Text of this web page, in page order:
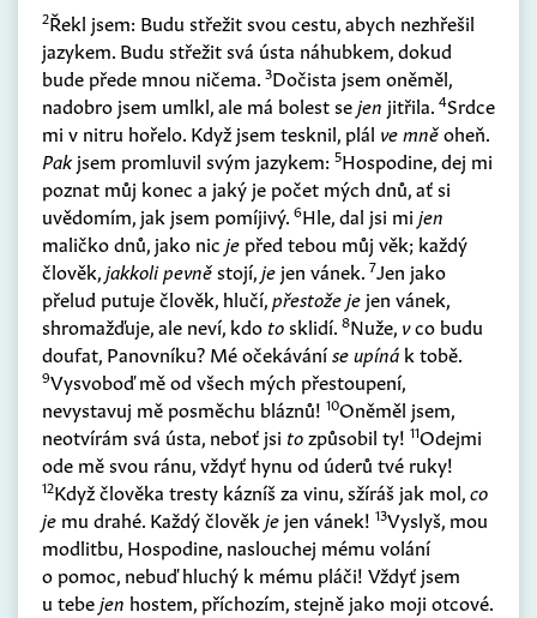
2Řekl jsem: Budu střežit svou cestu, abych nezhřešil
jazykem. Budu střežit svá ústa náhubkem, dokud
bude přede mnou ničema. 3Dočista jsem oněměl,
nadobro jsem umlkl, ale má bolest sejen jitřila. 4Srdce
mi v nitru hořelo. Když jsem tesknil, plál ve mněoheň.
Pakjsem promluvil svým jazykem: 5Hospodine, dej mi
poznat můj konec a jaký je počet mých dnů, ať si
uvědomím, jak jsem pomíjivý. 6Hle, dal jsi mi jen
maličko dnů, jako nic je před tebou můj věk; každý
člověk,jakkoli pevněstojí,je jen vánek. 7Jen jako
přelud putuje člověk, hlučí,přestože je jen vánek,
shromažďuje, ale neví, kdo tosklidí. 8Nuže, vco budu
doufat, Panovníku? Mé očekáváníse upíná k tobě.
9Vysvoboď mě od všech mých přestoupení,
nevystavuj mě posměchu bláznů! 10Oněměl jsem,
neotvírám svá ústa, neboť jsi tozpůsobil ty! 11Odejmi
ode mě svou ránu, vždyť hynu od úderů tvé ruky!
12Když člověka tresty kázníš za vinu, sžíráš jak mol,co
je mu drahé. Každý člověk je jen vánek! 13Vyslyš, mou
modlitbu, Hospodine, naslouchej mému volání
o pomoc, nebuď hluchý k mému pláči! Vždyť jsem
u tebejen hostem, příchozím, stejně jako moji otcové.